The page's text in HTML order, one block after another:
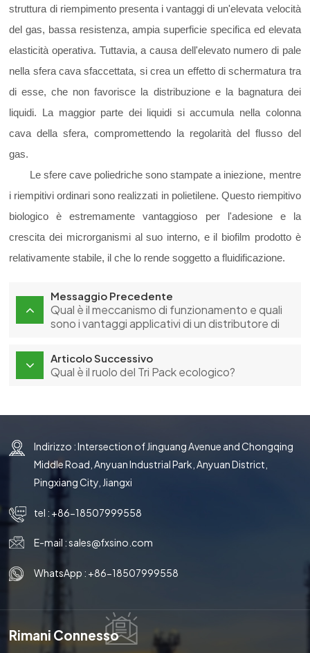
struttura di riempimento presenta i vantaggi di un'elevata velocità
del gas, bassa resistenza, ampia superficie specifica ed elevata
elasticità operativa. Tuttavia, a causa dell'elevato numero di pale
nella sfera cava sfaccettata, si crea un effetto di schermatura tra
di esse, che non favorisce la distribuzione e la bagnatura dei
liquidi. La maggior parte dei liquidi si accumula nella colonna
cava della sfera, compromettendo la regolarità del flusso del
gas.
Le sfere cave poliedriche sono stampate a iniezione, mentre
i riempitivi ordinari sono realizzati in polietilene. Questo riempitivo
biologico è estremamente vantaggioso per l'adesione e la
crescita dei microrganismi al suo interno, e il biofilm prodotto è
relativamente stabile, il che lo rende soggetto a fluidificazione.
Messaggio Precedente
Qual è il meccanismo di funzionamento e quali
sono i vantaggi applicativi di un distributore di
Articolo Successivo
Qual è il ruolo del Tri Pack ecologico?
Indirizzo : Intersection of Jinguang Avenue and Chongqing
Middle Road, Anyuan Industrial Park, Anyuan District,
Pingxiang City, Jiangxi
tel : +86-18507999558
E-mail :sales@fxsino.com
WhatsApp : +86-18507999558
Rimani Connesso